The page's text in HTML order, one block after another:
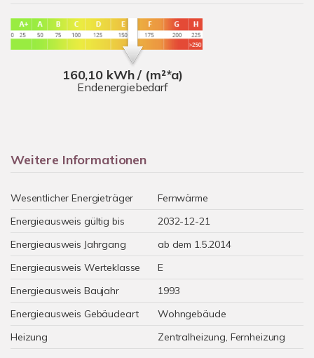
160,10 kWh / (m²*a)
Endenergiebedarf
Weitere Informationen
Wesentlicher Energieträger
Fernwärme
Energieausweis gültig bis
2032-12-21
Energieausweis Jahrgang
ab dem 1.5.2014
Energieausweis Werteklasse
E
Energieausweis Baujahr
1993
Energieausweis Gebäudeart
Wohngebäude
Heizung
Zentralheizung, Fernheizung